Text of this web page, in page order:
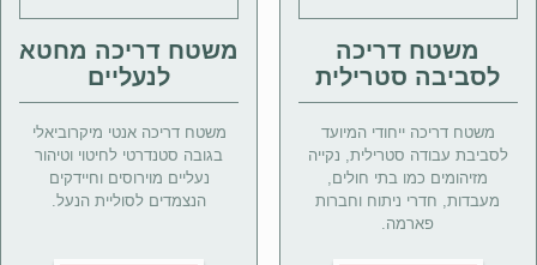
משטח דריכה
לסביבה סטרילית
משטח דריכה ייחודי המיועד
לסביבת עבודה סטרילית, נקייה
מזיהומים כמו בתי חולים,
מעבדות, חדרי ניתוח וחברות
פארמה.
משטח דריכה מחטא
לנעליים
משטח דריכה אנטי מיקרוביאלי
בגובה סטנדרטי לחיטוי וטיהור
נעליים מוירוסים וחיידקים
הנצמדים לסוליית הנעל.